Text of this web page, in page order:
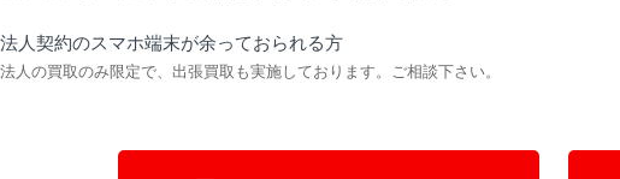
法人契約のスマホ端末が余っておられる方
法人の買取のみ限定で、出張買取も実施しております。ご相談下さい。